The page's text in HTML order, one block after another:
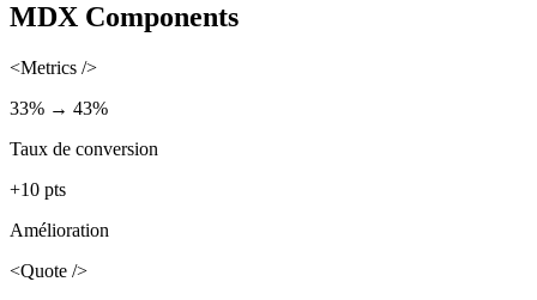
MDX Components
<Metrics />
33% → 43%
Taux de conversion
+10 pts
Amélioration
<Quote />